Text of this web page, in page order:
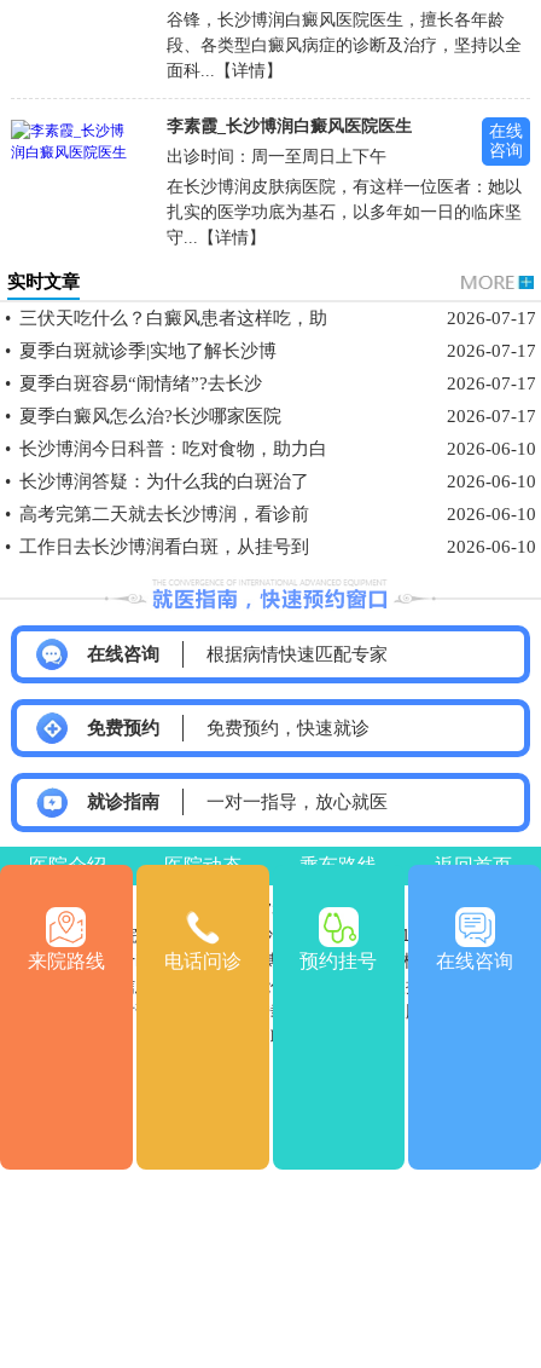
谷锋，长沙博润白癜风医院医生，擅长各年龄
段、各类型白癜风病症的诊断及治疗，坚持以全
面科...【详情】
李素霞_长沙博润白癜风医院医生
出诊时间：周一至周日上下午
在线
咨询
在长沙博润皮肤病医院，有这样一位医者：她以
扎实的医学功底为基石，以多年如一日的临床坚
守...【详情】
实时文章
• 三伏天吃什么？白癜风患者这样吃，助
2026-07-17
• 夏季白斑就诊季|实地了解长沙博
2026-07-17
• 夏季白斑容易“闹情绪”?去长沙
2026-07-17
• 夏季白癜风怎么治?长沙哪家医院
2026-07-17
• 长沙博润今日科普：吃对食物，助力白
2026-06-10
• 长沙博润答疑：为什么我的白斑治了
2026-06-10
• 高考完第二天就去长沙博润，看诊前
2026-06-10
• 工作日去长沙博润看白斑，从挂号到 2026-06-10
在线咨询 根据病情快速匹配专家
免费预约 免费预约，快速就诊
就诊指南 一对一指导，放心就医
医院介绍 医院动态 乘车路线 返回首页
医院电话：0731-85532120
医院地址：湖南省长沙市雨花区车站南715号
Copyright © 2026长沙博润白癜风医院
版权所有
注：本网站信息仅供参考，不能作为诊断及医疗依据，服用药物
或进行治疗时请遵医嘱。如有转载或引用文章涉及版权问题，请
与我们联系。
来院路线 电话问诊 预约挂号 在线咨询